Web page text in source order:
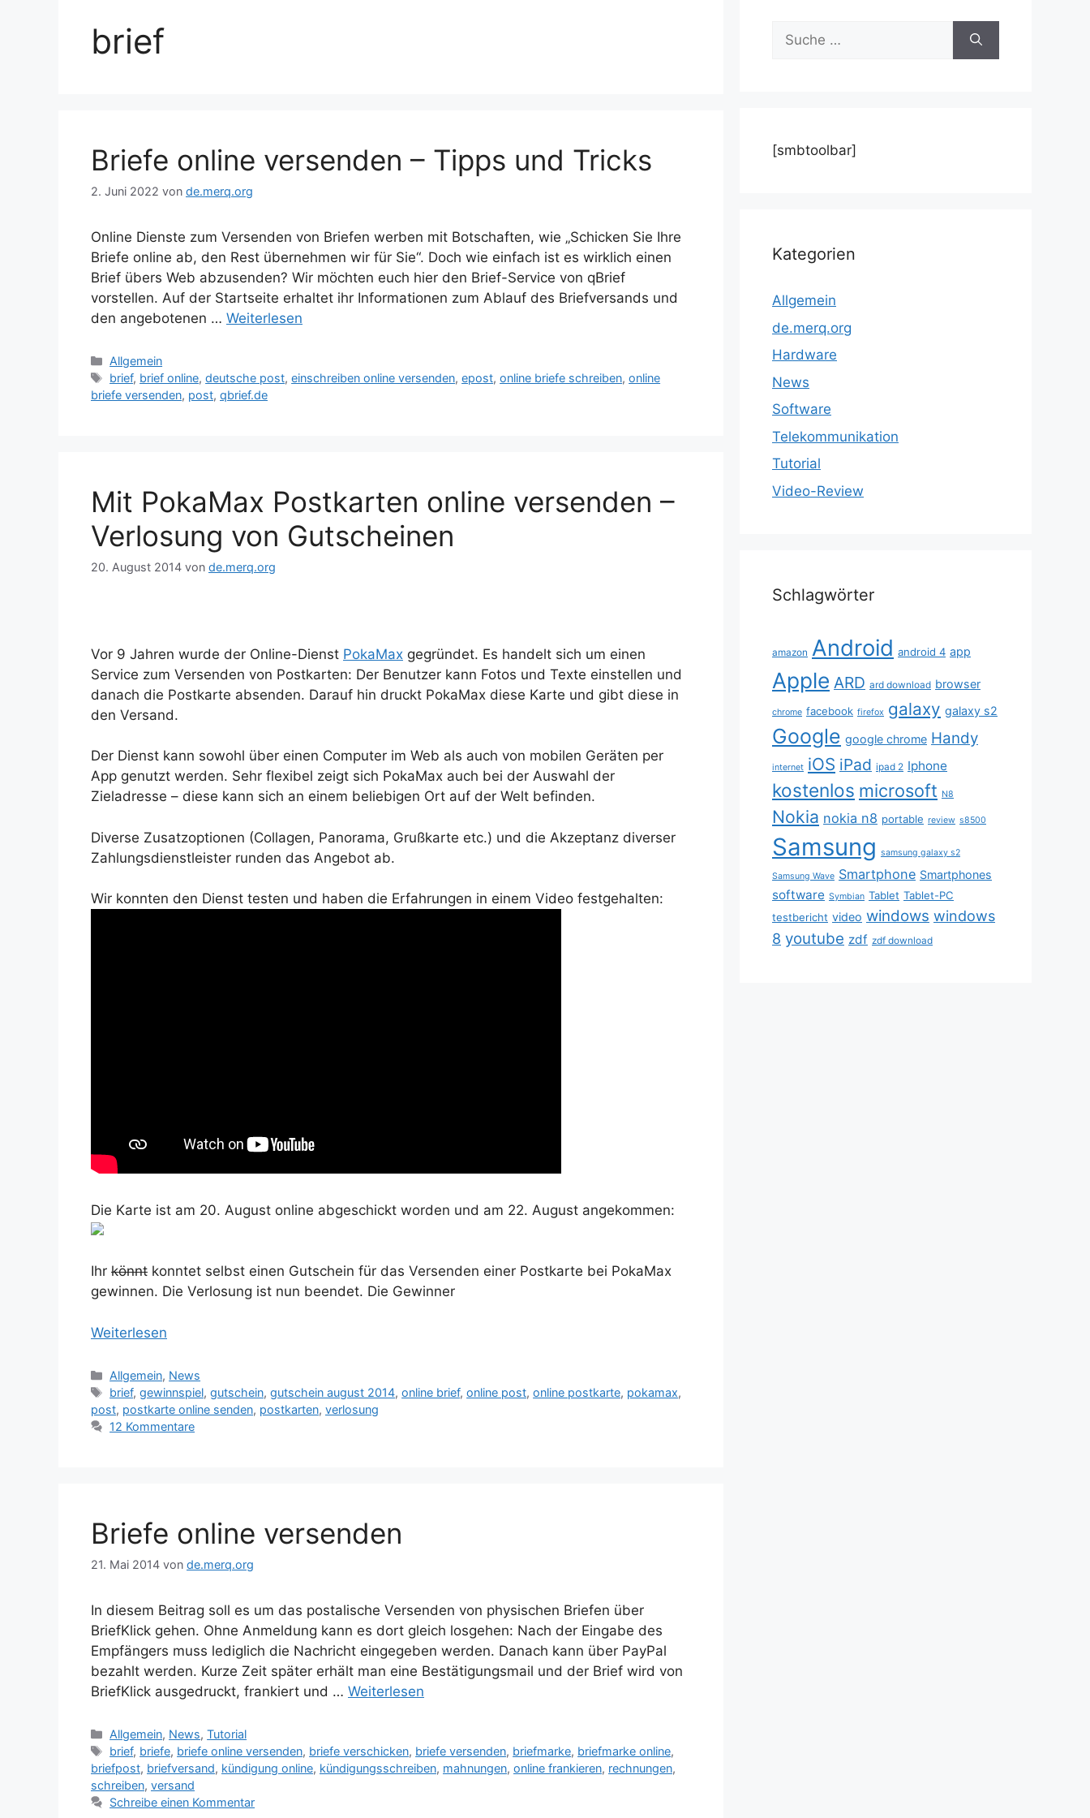
brief
Briefe online versenden – Tipps und Tricks
2. Juni 2022 von de.merq.org
Online Dienste zum Versenden von Briefen werben mit Botschaften, wie „Schicken Sie Ihre
Briefe online ab, den Rest übernehmen wir für Sie“. Doch wie einfach ist es wirklich einen
Brief übers Web abzusenden? Wir möchten euch hier den Brief-Service von qBrief
vorstellen. Auf der Startseite erhaltet ihr Informationen zum Ablauf des Briefversands und
den angebotenen … Weiterlesen
Kategorien
Allgemein
Schlagwörter
brief, brief online,deutsche post,einschreiben online versenden,epost,online briefe schreiben,online
briefe versenden, post, qbrief.de
Mit PokaMax Postkarten online versenden –
Verlosung von Gutscheinen
20. August 2014 von de.merq.org
Vor 9 Jahren wurde der Online-Dienst PokaMax gegründet. Es handelt sich um einen
Service zum Versenden von Postkarten: Der Benutzer kann Fotos und Texte einstellen und
danach die Postkarte absenden. Darauf hin druckt PokaMax diese Karte und gibt diese in
den Versand.
Der Dienst kann sowohl über einen Computer im Web als auch von mobilen Geräten per
App genutzt werden. Sehr flexibel zeigt sich PokaMax auch bei der Auswahl der
Zieladresse – diese kann sich an einem beliebigen Ort auf der Welt befinden.
Diverse Zusatzoptionen (Collagen, Panorama, Grußkarte etc.) und die Akzeptanz diverser
Zahlungsdienstleister runden das Angebot ab.
Wir konnten den Dienst testen und haben die Erfahrungen in einem Video festgehalten:
Die Karte ist am 20. August online abgeschickt worden und am 22. August angekommen:
Ihr könnt konntet selbst einen Gutschein für das Versenden einer Postkarte bei PokaMax
gewinnen. Die Verlosung ist nun beendet. Die Gewinner
Weiterlesen
Kategorien
Allgemein, News
Schlagwörter
brief,gewinnspiel,gutschein,gutschein august 2014,online brief,online post,online postkarte, pokamax,
post, postkarte online senden, postkarten, verlosung
12 Kommentare
Briefe online versenden
21. Mai 2014 von de.merq.org
In diesem Beitrag soll es um das postalische Versenden von physischen Briefen über
BriefKlick gehen. Ohne Anmeldung kann es dort gleich losgehen: Nach der Eingabe des
Empfängers muss lediglich die Nachricht eingegeben werden. Danach kann über PayPal
bezahlt werden. Kurze Zeit später erhält man eine Bestätigungsmail und der Brief wird von
BriefKlick ausgedruckt, frankiert und … Weiterlesen
Kategorien
Allgemein, News,Tutorial
Schlagwörter
brief, briefe, briefe online versenden, briefe verschicken, briefe versenden, briefmarke, briefmarke online,
briefpost, briefversand, kündigung online, kündigungsschreiben, mahnungen, online frankieren, rechnungen,
schreiben, versand
Schreibe einen Kommentar
Suche
nach:
[smbtoolbar]
Kategorien
Allgemein
de.merq.org
Hardware
News
Software
Telekommunikation
Tutorial
Video-Review
Schlagwörter
amazon Android android 4 app
Apple ARD ard download browser
chrome facebook firefox galaxy galaxy s2
Google google chrome Handy
internet iOS iPad ipad 2 Iphone
kostenlos microsoft N8
Nokia nokia n8 portable review s8500
Samsung samsung galaxy s2
Samsung Wave Smartphone Smartphones
software Symbian Tablet Tablet-PC
testbericht video windows windows
8 youtube zdf zdf download